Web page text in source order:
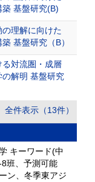
基盤研究(B)
理解に向けた
基盤研究（B）
対流圏・成層
解明 基盤研究
全件表示（13件）
キーワード(中
班、予測可能
ン、冬季東アジ